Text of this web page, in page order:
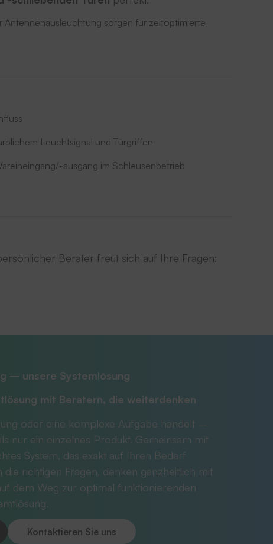
sorgen für zeitoptimierte
Leuchtsignal und Türgriffen
ausgang im Schleusenbetrieb
Berater freut sich auf Ihre Fragen:
– unsere Systemlösung
mit Beratern, die weiterdenken
oder eine komplexe Aufgabe handelt –
nur ein einzelnes Produkt. Gemeinsam mit
System, das exakt auf Ihren Bedarf
richtigen Fragen, denken ganzheitlich mit
dem Weg zur optimal funktionierenden
Kontaktieren Sie uns